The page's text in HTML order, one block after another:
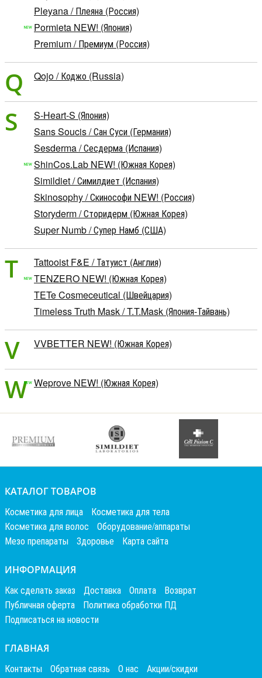
Pleyana / Плеяна (Россия)
Pormieta NEW! (Япония)
Premium / Премиум (Россия)
Q Qojo / Коджо (Russia)
S
S-Heart-S (Япония)
Sans Soucis / Сан Суси (Германия)
Sesderma / Сесдерма (Испания)
ShinCos.Lab NEW! (Южная Корея)
Simildiet / Симилдиет (Испания)
Skinosophy / Скинософи NEW! (Россия)
Storyderm / Сторидерм (Южная Корея)
Super Numb / Супер Намб (США)
T
Tattooist F&E / Татуист (Англия)
TENZERO NEW! (Южная Корея)
TETe Cosmeceutical (Швейцария)
Timeless Truth Mask / T.T.Mask (Япония-Тайвань)
V VVBETTER NEW! (Южная Корея)
W Weprove NEW! (Южная Корея)
КАТАЛОГ ТОВАРОВ
Косметика для лица
Косметика для тела
Косметика для волос
Оборудование/аппараты
Мезо препараты
Здоровье Карта сайта
ИНФОРМАЦИЯ
Как сделать заказ Доставка Оплата
Возврат
Публичная оферта
Политика обработки ПД
Подписаться на новости
ГЛАВНАЯ
Контакты Обратная связь О нас
Акции/скидки